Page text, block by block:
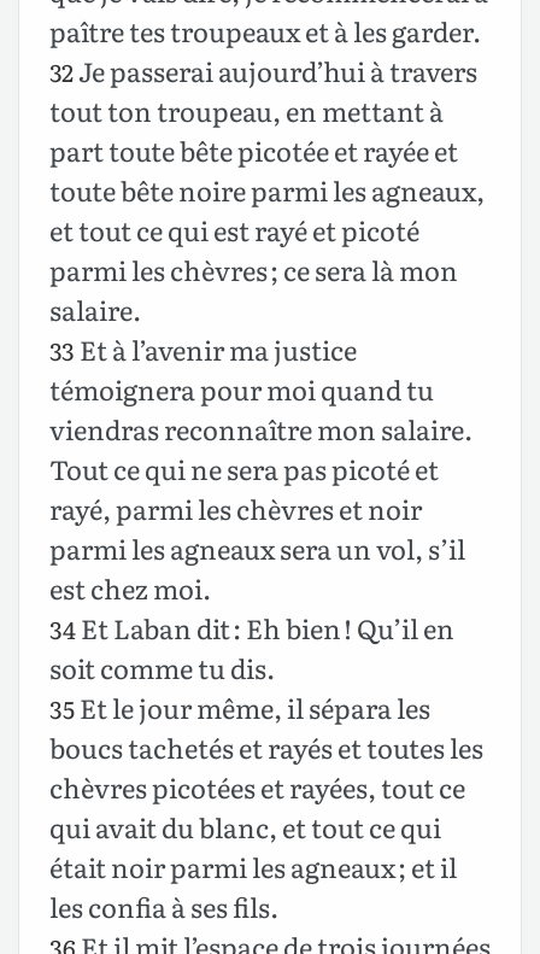
paître tes troupeaux et à les garder.
32Je passerai aujourd’hui à travers
tout ton troupeau, en mettant à
part toute bête picotée et rayée et
toute bête noire parmi les agneaux,
et tout ce qui est rayé et picoté
parmi les chèvres ; ce sera là mon
salaire.
33 Et à l’avenir ma justice
témoignera pour moi quand tu
viendras reconnaître mon salaire.
Tout ce qui ne sera pas picoté et
rayé, parmi les chèvres et noir
parmi les agneaux sera un vol, s’il
est chez moi.
34Et Laban dit : Eh bien ! Qu’il en
soit comme tu dis.
35Et le jour même, il sépara les
boucs tachetés et rayés et toutes les
chèvres picotées et rayées, tout ce
qui avait du blanc, et tout ce qui
était noir parmi les agneaux ; et il
les confia à ses fils.